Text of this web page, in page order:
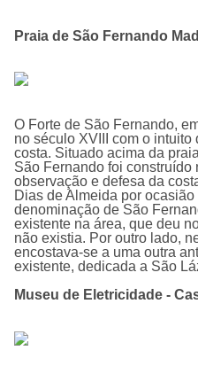
Praia de São Fernando
O Forte de São Fernando,
no século XVIII com o intuito
costa. Situado acima da
São Fernando foi construído
observação e defesa da
Dias de Almeida por
denominação de São
existente na área, que deu
não existia. Por outro lado,
encostava-se a uma outra
existente, dedicada a São
Museu de Eletricidade -